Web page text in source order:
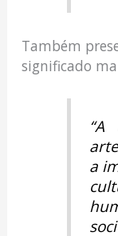
Também
significado
“A
a